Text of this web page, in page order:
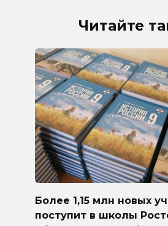
Читайте
Более 1,15 млн новых
поступит в школы